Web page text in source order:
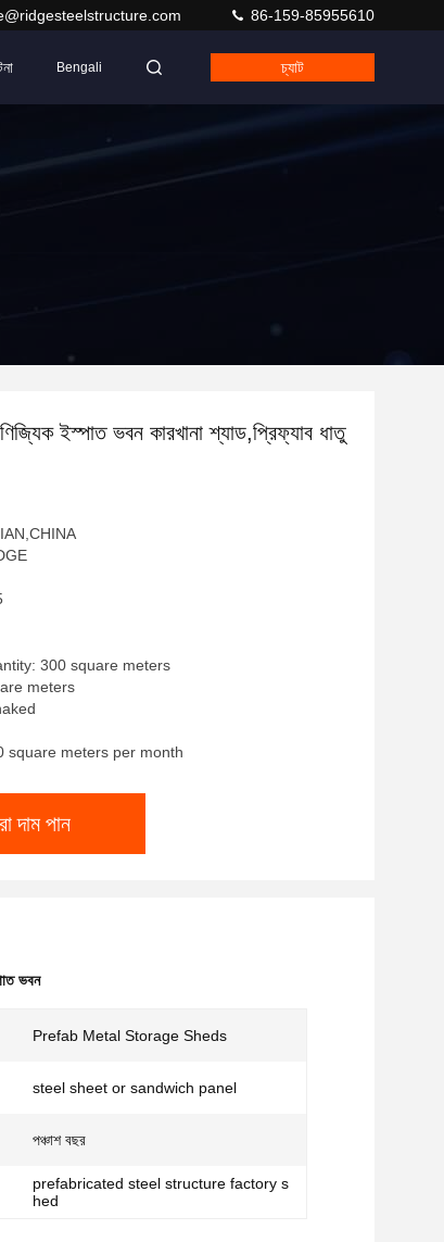
86-159-85955610
Bengali চ্যাট
ইস্পাত ভবন কারখানা শ্যাড,প্রিফ্যাব ধাতু
300 square meters
meters
square meters per month
দাম পান
ভবন
Prefab Metal Storage Sheds
steel sheet or sandwich panel
পঞ্চাশ বছর
prefabricated steel structure factory s
hed